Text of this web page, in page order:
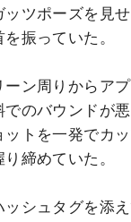
ツポーズを見
振っていた。
ーン周りからア
のバウンドが悪
トを一発でカ
締めていた。
ッシュタグを添